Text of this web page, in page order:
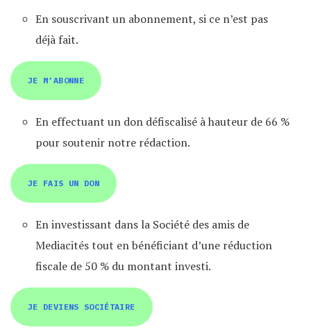
En souscrivant un abonnement, si ce n’est pas
déjà fait.
JE M’ABONNE
En effectuant un don défiscalisé à hauteur de 66 %
pour soutenir notre rédaction.
JE FAIS UN DON
En investissant dans la Société des amis de
Mediacités tout en bénéficiant d’une réduction
fiscale de 50 % du montant investi.
JE DEVIENS SOCIÉTAIRE